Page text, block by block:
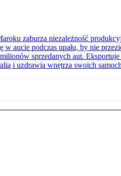
zaburza niezależność
w aucie podczas upału, by nie
sprzedanych aut.
i uzdrawia wnętrza swoich